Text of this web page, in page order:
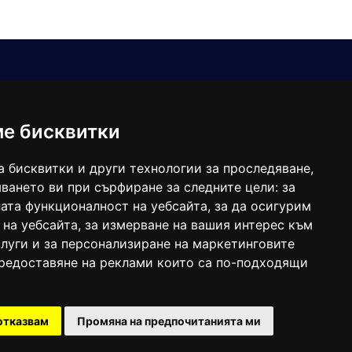
бисквитки
бисквитки и други технологии за проследяване,
ви при сърфиране за следните цели: за
функционалност на уебсайта, за да осигурим
уебсайта, за измерване на вашия интерес към
и за персонализиране на маркетинговите
на реклами които са по-подходящи
Промяна на предпочитанията ми
balgarkanews@gmail.com
под номер: ISSN 1312-4722.
11.05.2004 година.